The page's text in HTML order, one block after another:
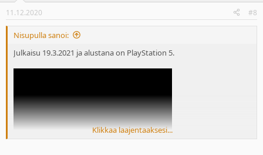
11.12.2020 #8
Nisupulla sanoi:
Julkaisu 19.3.2021 ja alustana on PlayStation 5.
Klikkaa laajentaaksesi...